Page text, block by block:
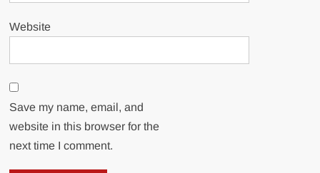
Website
Save my name, email, and
website in this browser for the
next time I comment.